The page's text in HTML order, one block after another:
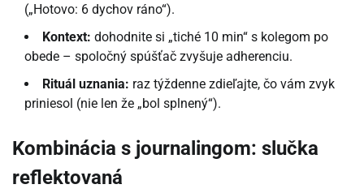
(„Hotovo: 6 dychov ráno“).
Kontext: dohodnite si „tiché 10 min“ s kolegom po
obede – spoločný spúšťač zvyšuje adherenciu.
Rituál uznania: raz týždenne zdieľajte, čo vám zvyk
priniesol (nie len že „bol splnený“).
Kombinácia s journalingom: slučka
reflektovaná